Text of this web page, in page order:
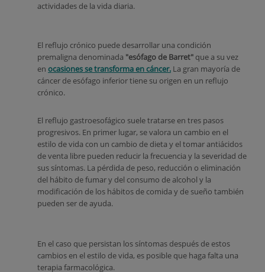
actividades de la vida diaria.
El reflujo crónico puede desarrollar una condición
premaligna denominada "esófago de Barret" que a su vez
en ocasiones se transforma en cáncer. La gran mayoría de
cáncer de esófago inferior tiene su origen en un reflujo
crónico.
El reflujo gastroesofágico suele tratarse en tres pasos
progresivos. En primer lugar, se valora un cambio en el
estilo de vida con un cambio de dieta y el tomar antiácidos
de venta libre pueden reducir la frecuencia y la severidad de
sus síntomas. La pérdida de peso, reducción o eliminación
del hábito de fumar y del consumo de alcohol y la
modificación de los hábitos de comida y de sueño también
pueden ser de ayuda.
En el caso que persistan los síntomas después de estos
cambios en el estilo de vida, es posible que haga falta una
terapia farmacológica.